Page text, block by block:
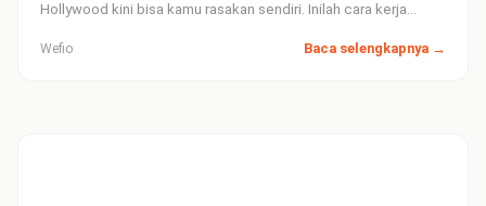
Hollywood kini bisa kamu rasakan sendiri. Inilah cara kerja
sinematik.
Wefio Baca selengkapnya →